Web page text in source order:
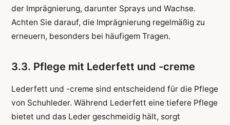
der Imprägnierung, darunter Sprays und Wachse.
Achten Sie darauf, die Imprägnierung regelmäßig zu
erneuern, besonders bei häufigem Tragen.
3.3. Pflege mit Lederfett und -creme
Lederfett und -creme sind entscheidend für die Pflege
von Schuhleder. Während Lederfett eine tiefere Pflege
bietet und das Leder geschmeidig hält, sorgt